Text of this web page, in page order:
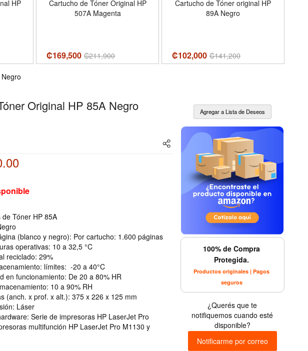
HP
Cartucho de Tóner Original HP
507A Magenta
₡169,500 ₡211,900
Cartucho de Tóner original HP
89A Negro
₡102,000 ₡141,200
Original HP 85A Negro
Tóner HP 85A
(blanco y negro): Por cartucho: 1.600 páginas
operativas: 10 a 32,5 °C
reciclado: 29%
límites: -20 a 40°C
en funcionamiento: De 20 a 80% HR
10 a 90% RH
(anch. x prof. x alt.): 375 x 226 x 125 mm
Láser
Serie de impresoras HP LaserJet Pro
multifunción HP LaserJet Pro M1130 y
100% de Compra
Protegida.
Productos originales | Pagos
seguros
¿Querés que te
notifiquemos cuando esté
disponible?
Notificarme por correo